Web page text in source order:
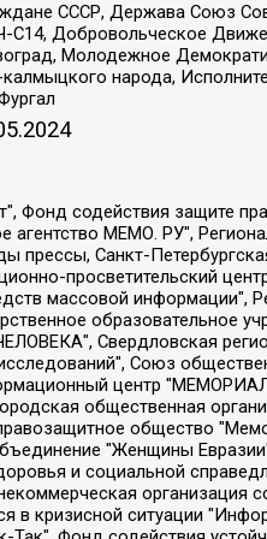
СССР, Держава Союз
Добровольческое
Молодежное
народа,
Карезина Инна Павловна, Кильтау Екатерина Викторовна, Петров Алексей Викторович, Пискунов Сергей Евгеньевич, Смирнов Сергей Сергеевич, Тихонов Михаил Сергеевич, Общество с ограниченной ответственностью "ЖУРНАЛИСТ-ИНОСТРАННЫЙ АГЕНТ", Арапова Галина Юрьевна, Вольтская Татьяна Анатольевна, Американская компания "Mason G.E.S. Anonymous Foundation" (США), являющаяся владельцем интернет-издания https://mnews.world/, Компания "Stichting Bellingcat", зарегистрированная в Нидерландах (дата регистрации 11.07.2018), Захаров Андрей Вячеславович, Клепиковская Екатерина Дмитриевна, Общество с ограниченной ответственностью "МЕМО", Перл Роман Александрович, Симонов Евгений Алексеевич, Соловьева Елена Анатольевна, Сотников Даниил Владимирович, Сурначева Елизавета Дмитриевна, Автономная некоммерческая организация по защите прав человека и информированию населения "Якутия – Наше Мнение", Общество с ограниченной ответственностью "Москоу диджитал медиа", с 26.01.2023 Общество с ограниченной ответственностью "Чайка Белые сады", Ветошкина Валерия Валерьевна, Заговора Максим Александрович, Межрегиональное общественное движение "Российская ЛГБТ - сеть", Оленичев Максим Владимирович, Павлов Иван Юрьевич, Скворцова Елена Сергеевна, Общество с ограниченной ответственностью "Как бы инагент", Кочетков Игорь Викторович, Общество с ограниченной ответственностью "Честные выборы", Еланчик Олег Александрович, Общество с ограниченной ответственностью "Нобелевский призыв", Гималова Регина Эмилевна, Григорьев Андрей Валерьевич, Григорьева Алина Александровна, Ассоциация по содействию защите прав призывников, альтернативнослужащих и военнослужащих "Правозащитная группа